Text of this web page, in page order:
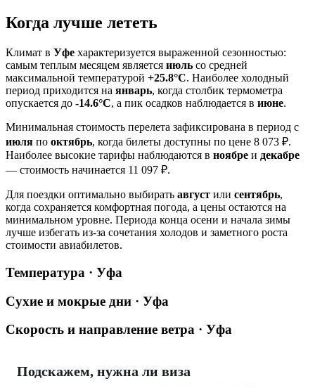
Когда лучше лететь
Климат в Уфе характеризуется выраженной сезонностью:
самым теплым месяцем является июль со средней
максимальной температурой +25.8°C. Наиболее холодный
период приходится на январь, когда столбик термометра
опускается до -14.6°C, а пик осадков наблюдается в июне.
Минимальная стоимость перелета зафиксирована в период с
июля по октябрь, когда билеты доступны по цене 8 073 ₽.
Наиболее высокие тарифы наблюдаются в ноябре и декабре
— стоимость начинается 11 097 ₽.
Для поездки оптимально выбирать август или сентябрь,
когда сохраняется комфортная погода, а цены остаются на
минимальном уровне. Периода конца осени и начала зимы
лучше избегать из-за сочетания холодов и заметного роста
стоимости авиабилетов.
Температура · Уфа
Сухие и мокрые дни · Уфа
Скорость и направление ветра · Уфа
Подскажем, нужна ли виза